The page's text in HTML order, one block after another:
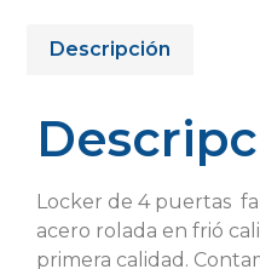
Descripción
Locker de 4 puertas
acero rolada en frió
primera calidad.